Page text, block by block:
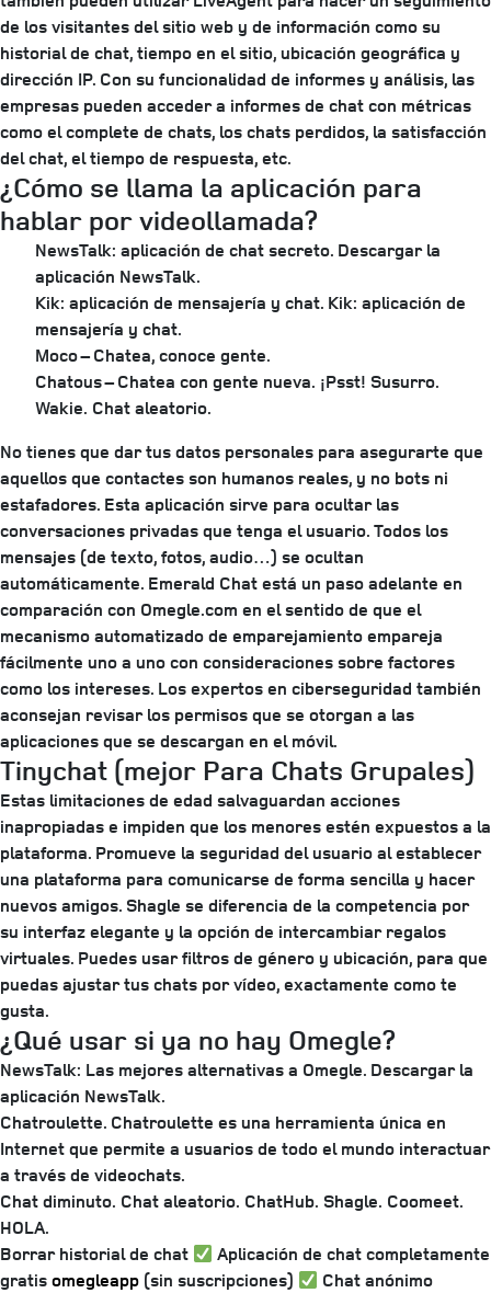
de los visitantes del sitio web y de información como su
historial de chat, tiempo en el sitio, ubicación geográfica y
dirección IP. Con su funcionalidad de informes y análisis, las
empresas pueden acceder a informes de chat con métricas
como el complete de chats, los chats perdidos, la satisfacción
del chat, el tiempo de respuesta, etc.
¿Cómo se llama la aplicación para
hablar por videollamada?
NewsTalk: aplicación de chat secreto. Descargar la
aplicación NewsTalk.
Kik: aplicación de mensajería y chat. Kik: aplicación de
mensajería y chat.
Moco – Chatea, conoce gente.
Chatous – Chatea con gente nueva. ¡Psst! Susurro.
Wakie. Chat aleatorio.
No tienes que dar tus datos personales para asegurarte que
aquellos que contactes son humanos reales, y no bots ni
estafadores. Esta aplicación sirve para ocultar las
conversaciones privadas que tenga el usuario. Todos los
mensajes (de texto, fotos, audio…) se ocultan
automáticamente. Emerald Chat está un paso adelante en
comparación con Omegle.com en el sentido de que el
mecanismo automatizado de emparejamiento empareja
fácilmente uno a uno con consideraciones sobre factores
como los intereses. Los expertos en ciberseguridad también
aconsejan revisar los permisos que se otorgan a las
aplicaciones que se descargan en el móvil.
Tinychat (mejor Para Chats Grupales)
Estas limitaciones de edad salvaguardan acciones
inapropiadas e impiden que los menores estén expuestos a la
plataforma. Promueve la seguridad del usuario al establecer
una plataforma para comunicarse de forma sencilla y hacer
nuevos amigos. Shagle se diferencia de la competencia por
su interfaz elegante y la opción de intercambiar regalos
virtuales. Puedes usar filtros de género y ubicación, para que
puedas ajustar tus chats por vídeo, exactamente como te
gusta.
¿Qué usar si ya no hay Omegle?
NewsTalk: Las mejores alternativas a Omegle. Descargar la
aplicación NewsTalk.
Chatroulette. Chatroulette es una herramienta única en
Internet que permite a usuarios de todo el mundo interactuar
a través de videochats.
Chat diminuto. Chat aleatorio. ChatHub. Shagle. Coomeet.
HOLA.
Borrar historial de chat
Aplicación de chat completamente
gratisomegleapp (sin suscripciones)
Chat anónimo